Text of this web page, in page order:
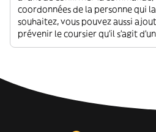
coordonnées de la personne qui
souhaitez, vous pouvez aussi
prévenir le coursier qu'il s'agit